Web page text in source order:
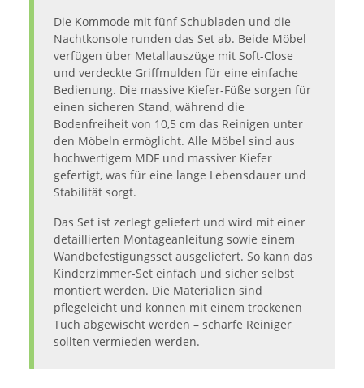
Die Kommode mit fünf Schubladen und die
Nachtkonsole runden das Set ab. Beide Möbel
verfügen über Metallauszüge mit Soft-Close
und verdeckte Griffmulden für eine einfache
Bedienung. Die massive Kiefer-Füße sorgen für
einen sicheren Stand, während die
Bodenfreiheit von 10,5 cm das Reinigen unter
den Möbeln ermöglicht. Alle Möbel sind aus
hochwertigem MDF und massiver Kiefer
gefertigt, was für eine lange Lebensdauer und
Stabilität sorgt.
Das Set ist zerlegt geliefert und wird mit einer
detaillierten Montageanleitung sowie einem
Wandbefestigungsset ausgeliefert. So kann das
Kinderzimmer-Set einfach und sicher selbst
montiert werden. Die Materialien sind
pflegeleicht und können mit einem trockenen
Tuch abgewischt werden – scharfe Reiniger
sollten vermieden werden.